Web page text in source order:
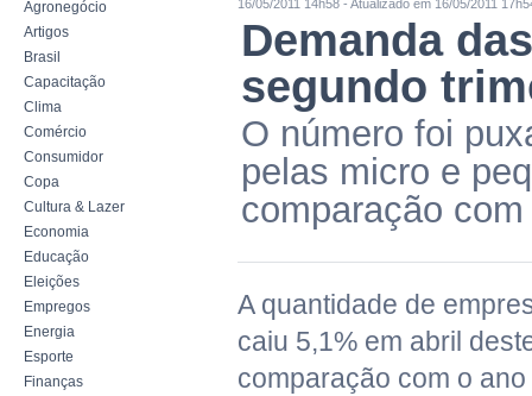
Agronegócio
Artigos
Brasil
Capacitação
Clima
Comércio
Consumidor
Copa
Cultura & Lazer
Economia
Educação
Eleições
Empregos
Energia
Esporte
Finanças
16/05/2011 14h58 - Atualizado em 16/05/2011
Demanda
segundo
O número foi
pelas micro e
comparação
A quantidade de
caiu 5,1% em abril
comparação com o